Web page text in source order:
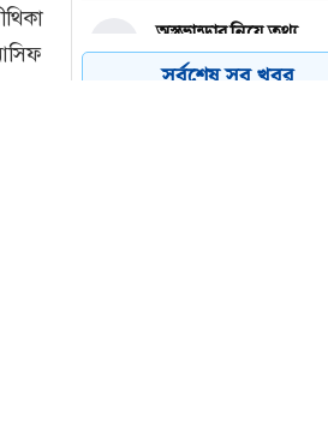
অস্ত্রভান্ডার নিয়ে তথ্য
ফাঁসকারীদের কারাদণ্ডের
হুঁশিয়ারি ট্রাম্পের
৪
সর্বশেষ সব খবর